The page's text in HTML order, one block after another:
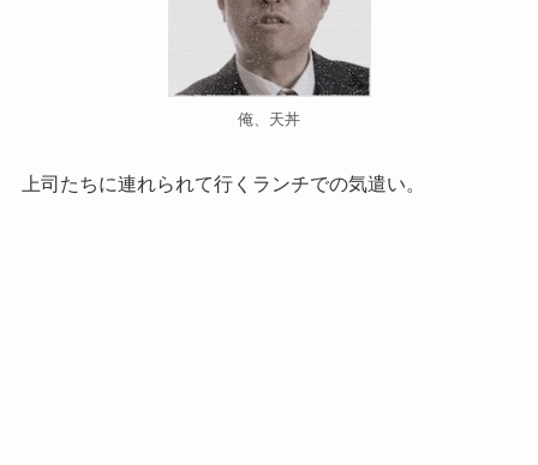
俺、天丼
上司たちに連れられて行くランチでの気遣い。